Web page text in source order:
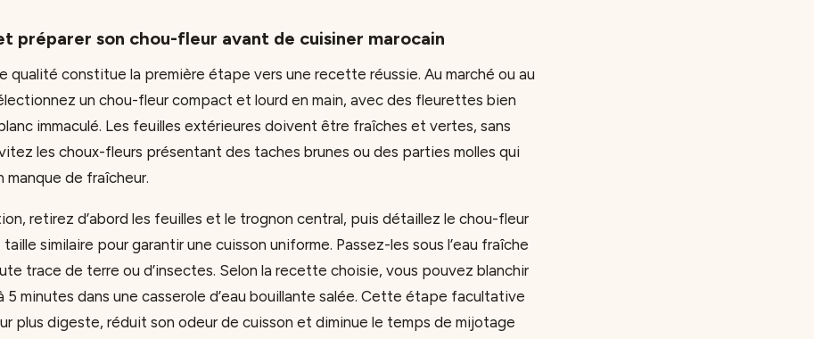
préparer son chou-fleur avant de cuisiner marocain
qualité constitue la première étape vers une recette réussie. Au marché ou au
un chou-fleur compact et lourd en main, avec des fleurettes bien
immaculé. Les feuilles extérieures doivent être fraîches et vertes, sans
les choux-fleurs présentant des taches brunes ou des parties molles qui
manque de fraîcheur.
retirez d’abord les feuilles et le trognon central, puis détaillez le chou-fleur
similaire pour garantir une cuisson uniforme. Passez-les sous l’eau fraîche
trace de terre ou d’insectes. Selon la recette choisie, vous pouvez blanchir
5 minutes dans une casserole d’eau bouillante salée. Cette étape facultative
plus digeste, réduit son odeur de cuisson et diminue le temps de mijotage